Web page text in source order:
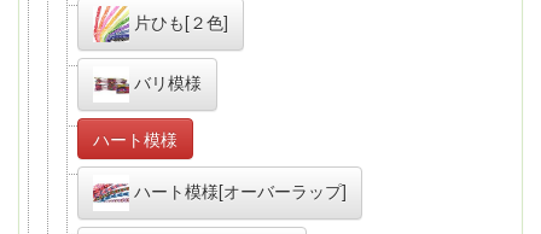
片ひも[２色]
バリ模様
ハート模様
ハート模様[オーバーラップ]